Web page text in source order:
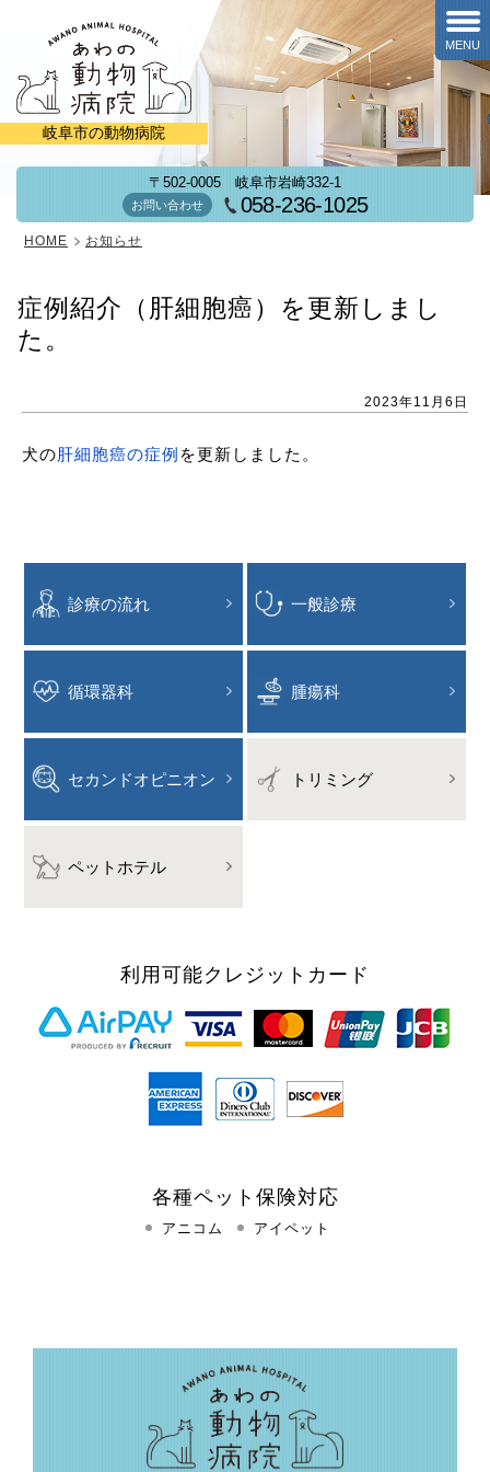
岐阜市の動物病院
〒502-0005 岐阜市岩崎332-1
お問い合わせ 058-236-1025
MENU
HOME お知らせ
症例紹介（肝細胞癌）を更新しまし
た。
2023年11月6日
犬の肝細胞癌の症例 を更新しました。
診療の流れ 一般診療
循環器科 腫瘍科
セカンドオピニオン トリミング
ペットホテル
利用可能クレジットカード
各種ペット保険対応
アニコム アイペット